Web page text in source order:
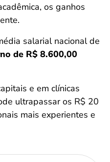
os ganhos
salarial nacional de
de R$ 8.600,00
e em clínicas
ultrapassar os R$ 20
mais experientes e